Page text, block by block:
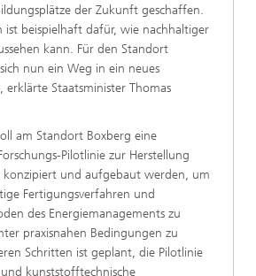
der Zukunft geschaffen.
ist beispielhaft dafür, wie nachhaltiger
kann. Für den Standort
nun ein Weg in ein neues
erklärte Staatsminister Thomas
am Standort Boxberg eine
Pilotlinie zur Herstellung
konzipiert und aufgebaut werden, um
Fertigungsverfahren und
des Energiemanagements zu
praxisnahen Bedingungen zu
Schritten ist geplant, die Pilotlinie
kunststofftechnische